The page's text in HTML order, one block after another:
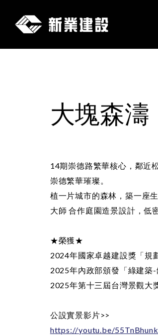
新
大塊森濤
14期崇德路繁華核心，鄰近
崇德繁華璀璨。
植一片城市的森林，築一座
大師 合作庭園造景設計，低
★榮獲★
2024年國家卓越建設獎「規
2025年內政部頒發「綠建築-
2025年第十三屆台灣景觀大
公設實景影片>>
https://youtu.be/